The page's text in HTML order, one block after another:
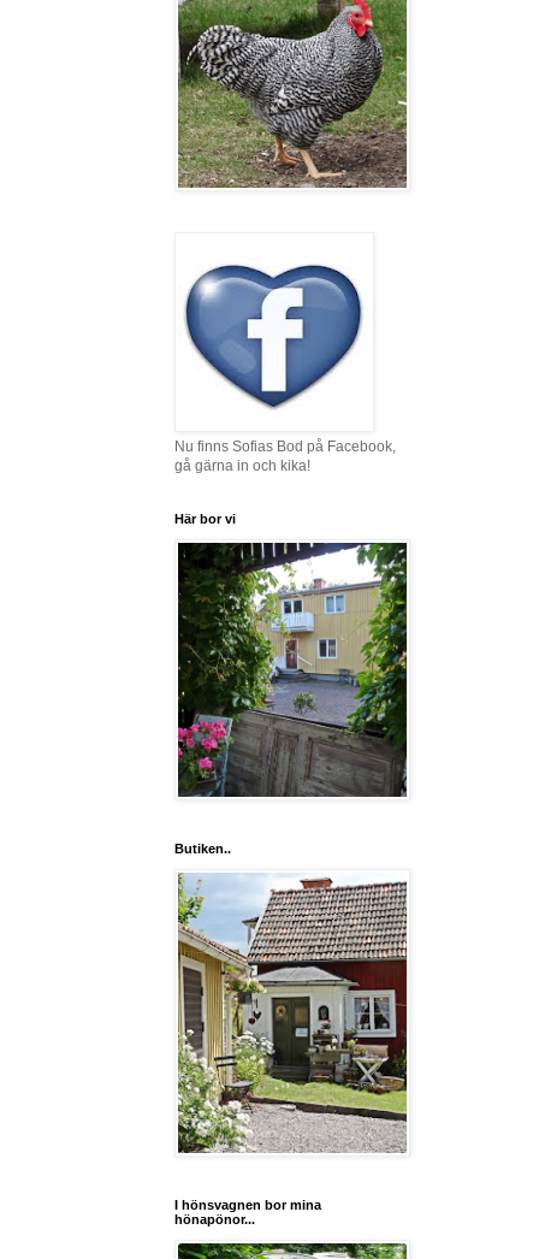
Nu finns Sofias Bod på Facebook,
gå gärna in och kika!
Här bor vi
Butiken..
I hönsvagnen bor mina
hönapönor...